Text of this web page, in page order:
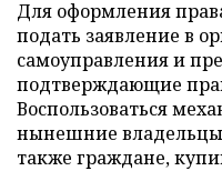
Для оформления
подать заявление в
самоуправления и
подтверждающие
Воспользоваться
нынешние
также граждане,